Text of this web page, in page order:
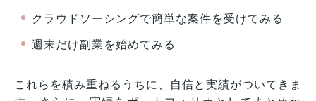
クラウドソーシングで簡単な案件を受けてみる
週末だけ副業を始めてみる
これらを積み重ねるうちに、自信と実績がついてきま